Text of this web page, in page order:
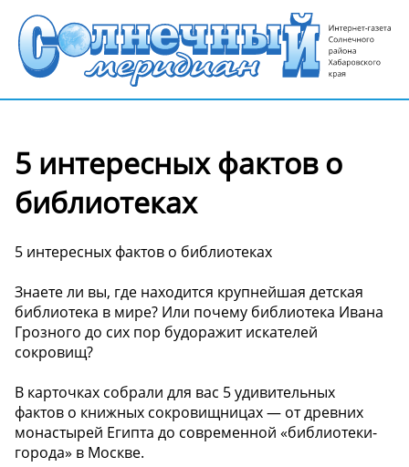
5 интересных фактов о
библиотеках
5 интересных фактов о библиотеках
Знаете ли вы, где находится крупнейшая детская
библиотека в мире? Или почему библиотека Ивана
Грозного до сих пор будоражит искателей
сокровищ?
В карточках собрали для вас 5 удивительных
фактов о книжных сокровищницах — от древних
монастырей Египта до современной «библиотеки-
города» в Москве.